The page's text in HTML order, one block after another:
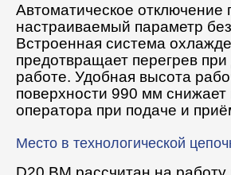
Автоматическое
настраиваемый параметр
Встроенная система
предотвращает перегрев
работе. Удобная высота
поверхности 990 мм снижает
оператора при подаче и
Место в технологической